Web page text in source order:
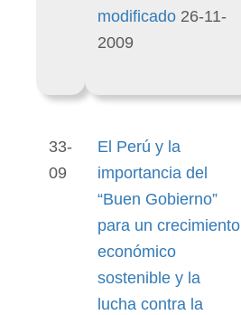
modificado 26-11-
2009
33-
09
El Perú y la
importancia del
“Buen Gobierno”
para un crecimiento
económico
sostenible y la
lucha contra la